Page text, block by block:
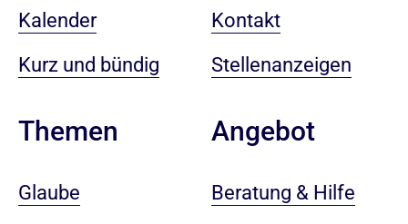
Kalender
Kurz und bündig
Themen
Glaube
Kontakt
Stellenanzeigen
Angebot
Beratung & Hilfe